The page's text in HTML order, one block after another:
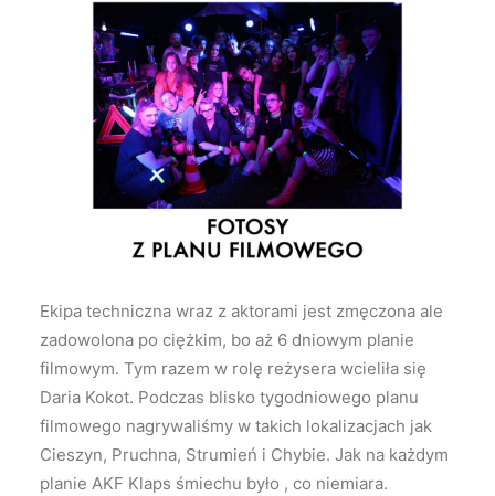
Ekipa techniczna wraz z aktorami jest zmęczona ale
zadowolona po ciężkim, bo aż 6 dniowym planie
filmowym. Tym razem w rolę reżysera wcieliła się
Daria Kokot. Podczas blisko tygodniowego planu
filmowego nagrywaliśmy w takich lokalizacjach jak
Cieszyn, Pruchna, Strumień i Chybie. Jak na każdym
planie AKF Klaps śmiechu było , co niemiara.